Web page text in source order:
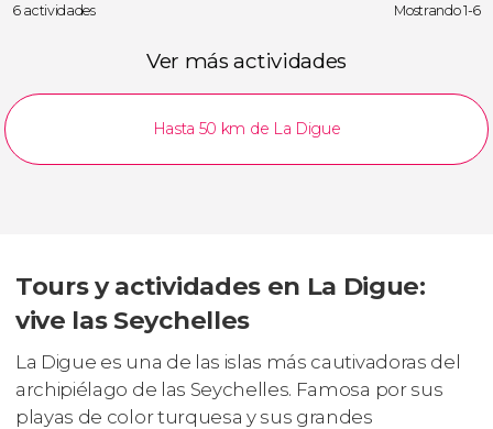
6 actividades Mostrando 1-6
Ver más actividades
Hasta 50 km de La Digue
Tours y actividades en La Digue:
vive las Seychelles
La Digue es una de las islas más cautivadoras del
archipiélago de las Seychelles. Famosa por sus
playas de color turquesa y sus grandes